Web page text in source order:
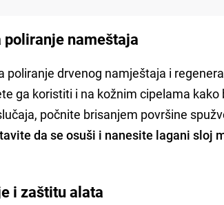
nameštaja
poliranje drvenog namještaja i
ga koristiti i na kožnim cipelama
počnite brisanjem površine
da se osuši i nanesite lagani sloj
i zaštitu alata